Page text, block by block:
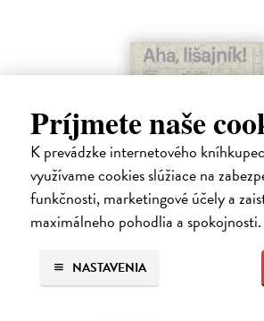
Príjmete naše
K prevádzke internetového
využívame cookies slúžiace na
funkčnosti, marketingové účely a
maximálneho pohodlia a spokojnosti.
NASTAVENIA
Aha, lišajník!
Gruska Jonáš| Kniha
„Aha, lišajník!“ je populárno-vedecká kniha
zaujímajú tieto často prehliadané organizmy.
podstatné o ich význame, tvaroch,
Na sklade ?